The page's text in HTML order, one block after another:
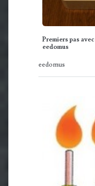
Premiers pas
eedomus
eedomus